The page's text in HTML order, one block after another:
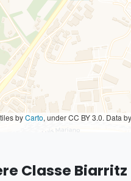
byCarto, under CC BY 3.0. Data
Classe Biarritz